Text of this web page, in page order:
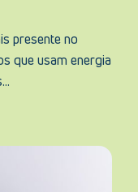
presente no
que usam energia